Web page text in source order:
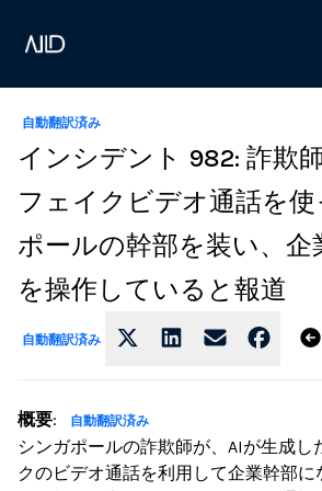
自動翻訳済み
インシデント 982: 詐欺
フェイクビデオ通話を
ポールの幹部を装い、企
を操作していると報道
自動翻訳済み
概要: 自動翻訳済み
シンガポールの詐欺師が、AIが生成し
クのビデオ通話を利用して企業幹部に